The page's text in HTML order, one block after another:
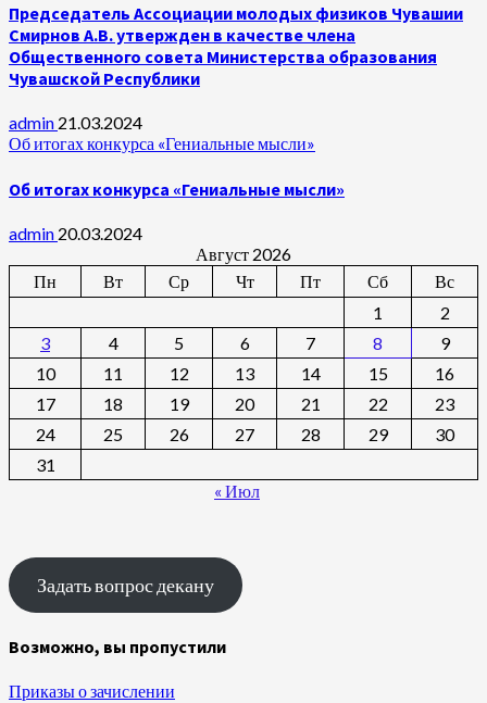
Председатель Ассоциации молодых физиков Чувашии
Смирнов А.В. утвержден в качестве члена
Общественного совета Министерства образования
Чувашской Республики
admin 21.03.2024
Об итогах конкурса «Гениальные мысли»
Об итогах конкурса «Гениальные мысли»
admin 20.03.2024
Август 2026
Пн
Вт Ср Чт Пт Сб
Вс
1
2
3
4 5 6 7 8
9
10
11 12 13 14 15
16
17
18 19 20 21 22
23
24
25 26 27 28 29
30
31
« Июл
Задать вопрос декану
Возможно, вы пропустили
Приказы о зачислении